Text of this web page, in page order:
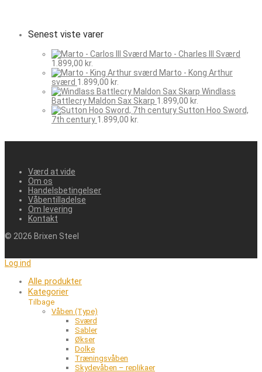
Senest viste varer
Marto - Charles III Sværd
1.899,00 kr.
Marto - Kong Arthur
sværd 1.899,00 kr.
Windlass
Battlecry Maldon Sax Skarp 1.899,00 kr.
Sutton Hoo Sword,
7th century 1.899,00 kr.
Værd at vide
Om os
Handelsbetingelser
Våbentilladelse
Om levering
Kontakt
© 2026 Brixen Steel
Log ind
Alle produkter
Kategorier
Tilbage
Våben (Type)
Sværd
Sabler
Økser
Dolke
Træningsvåben
Skydevåben – replikaer